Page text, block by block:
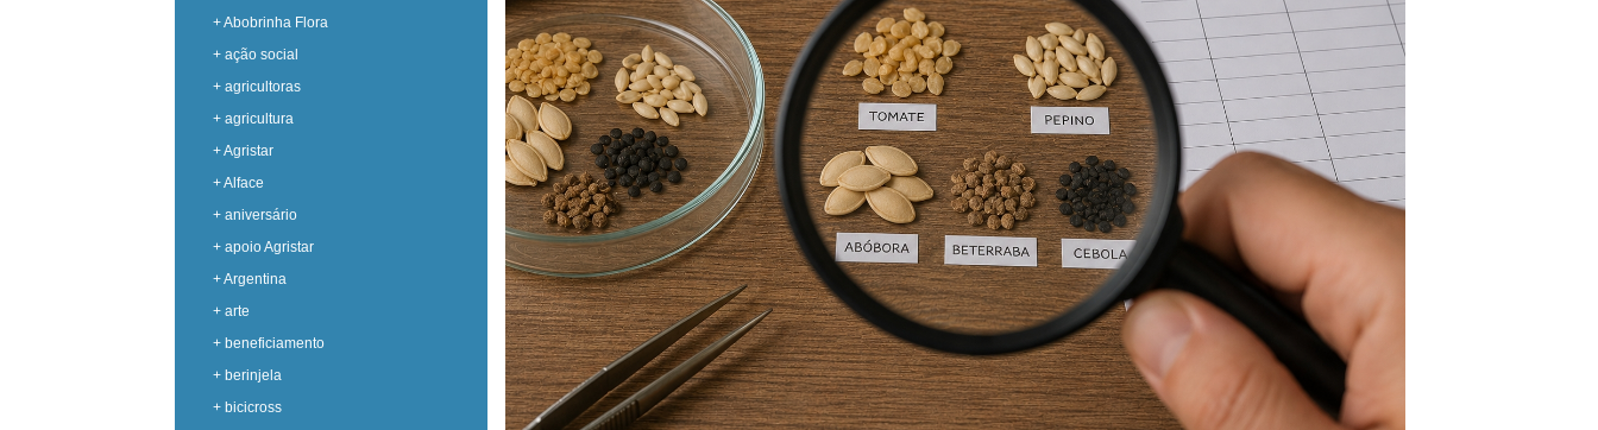
+ Abobrinha Flora
+ ação social
+ agricultoras
+ agricultura
+ Agristar
+ Alface
+ aniversário
+ apoio Agristar
+ Argentina
+ arte
+ beneficiamento
+ berinjela
+ bicicross